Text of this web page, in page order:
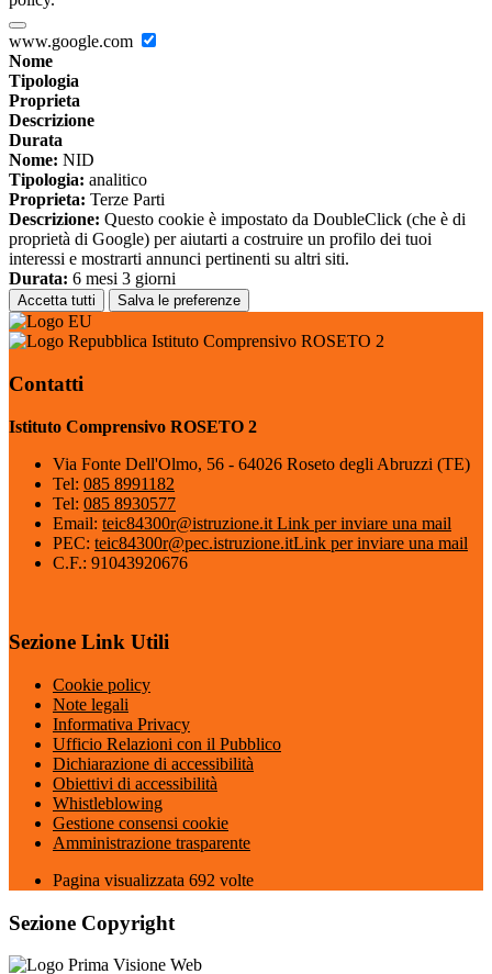
www.google.com
Nome
Tipologia
Proprieta
Descrizione
Durata
Nome: NID
Tipologia: analitico
Proprieta: Terze Parti
Descrizione: Questo cookie è impostato da DoubleClick (che è di
proprietà di Google) per aiutarti a costruire un profilo dei tuoi
interessi e mostrarti annunci pertinenti su altri siti.
Durata: 6 mesi 3 giorni
Accetta tutti Salva le preferenze
Istituto Comprensivo ROSETO 2
Contatti
Istituto Comprensivo ROSETO 2
Via Fonte Dell'Olmo, 56 - 64026 Roseto degli Abruzzi (TE)
Tel: 085 8991182
Tel: 085 8930577
Email: teic84300r@istruzione.it Link per inviare una mail
PEC: teic84300r@pec.istruzione.itLink per inviare una mail
C.F.: 91043920676
Sezione Link Utili
Cookie policy
Note legali
Informativa Privacy
Ufficio Relazioni con il Pubblico
Dichiarazione di accessibilità
Obiettivi di accessibilità
Whistleblowing
Gestione consensi cookie
Amministrazione trasparente
Pagina visualizzata 692 volte
Sezione Copyright